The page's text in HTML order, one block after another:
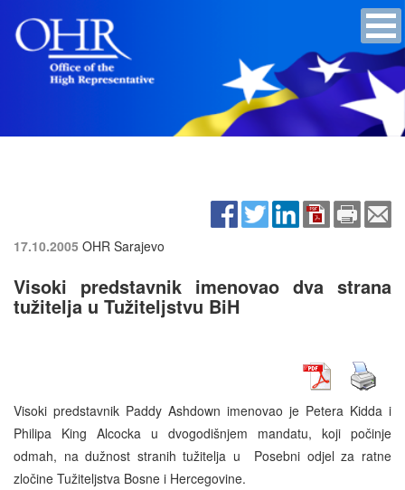
17.10.2005 OHR Sarajevo
Visoki predstavnik imenovao dva strana
tužitelja u Tužiteljstvu BiH
Visoki predstavnik Paddy Ashdown imenovao je Petera Kidda i
Philipa King Alcocka u dvogodišnjem mandatu, koji počinje
odmah, na dužnost stranih tužitelja u Posebni odjel za ratne
zločine Tužiteljstva Bosne i Hercegovine.